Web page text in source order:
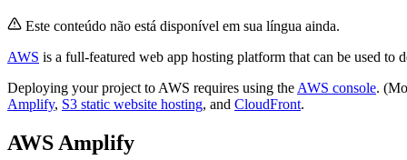
Este conteúdo não está disponível em sua língua ainda.
AWS is a full-featured web app hosting platform that can be used to
Deploying your project to AWS requires using the AWS console.
Amplify, S3 static website hosting, and CloudFront.
AWS Amplify